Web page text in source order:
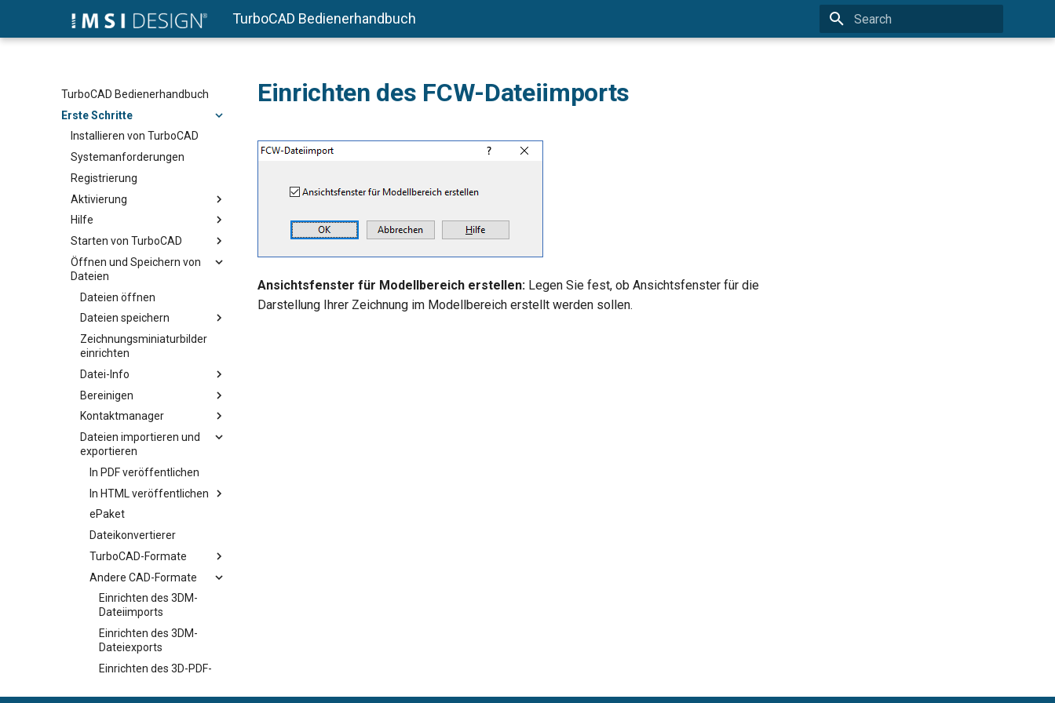
TurboCAD Bedienerhandbuch
TurboCAD Bedienerhandbuch
Erste Schritte
Installieren von TurboCAD
Systemanforderungen
Registrierung
Aktivierung
Hilfe
Starten von TurboCAD
Öffnen und Speichern von
Dateien
Dateien öffnen
Dateien speichern
Zeichnungsminiaturbilder
einrichten
Datei-Info
Bereinigen
Kontaktmanager
Dateien importieren und
exportieren
In PDF veröffentlichen
In HTML veröffentlichen
ePaket
Dateikonvertierer
TurboCAD-Formate
Andere CAD-Formate
Einrichten des 3DM-
Dateiimports
Einrichten des 3DM-
Dateiexports
Einrichten des 3D-PDF-
Einrichten des FCW-Dateiimports
Ansichtsfenster für Modellbereich erstellen: Legen Sie fest, ob Ansichtsfenster für die
Darstellung Ihrer Zeichnung im Modellbereich erstellt werden sollen.